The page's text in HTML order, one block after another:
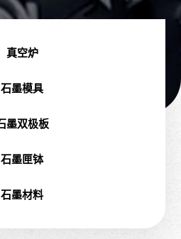
真空炉
石墨模具
墨双极板
石墨匣钵
石墨材料